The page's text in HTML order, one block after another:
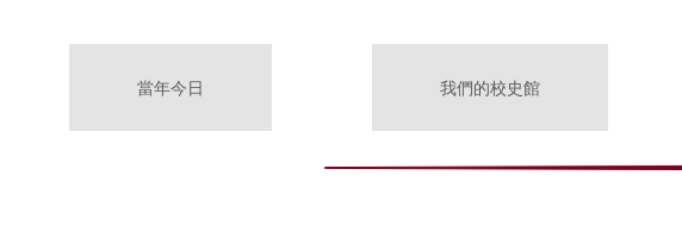
當年今日 我們的校史館